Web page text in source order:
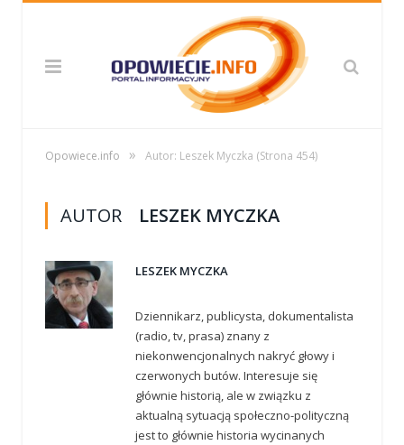
Opowiece.info » Autor: Leszek Myczka (Strona 454)
AUTOR LESZEK MYCZKA
LESZEK MYCZKA
Dziennikarz, publicysta, dokumentalista
(radio, tv, prasa) znany z
niekonwencjonalnych nakryć głowy i
czerwonych butów. Interesuje się
głównie historią, ale w związku z
aktualną sytuacją społeczno-polityczną
jest to głównie historia wycinanych